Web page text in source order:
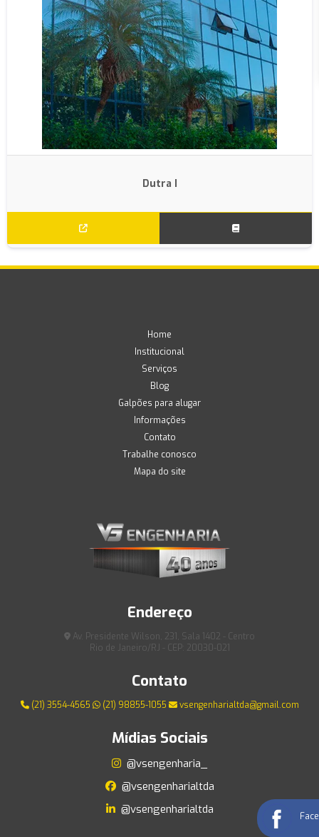
Dutra I
Home
Institucional
Serviços
Blog
Galpões para alugar
Informações
Contato
Trabalhe conosco
Mapa do site
Endereço
Av. Presidente Wilson, 231, Sala 1402 - Centro
Rio de Janeiro/RJ - CEP: 20030-021
Contato
(21) 3554-4565 (21) 98855-1055 vsengenharialtda@gmail.com
Mídias Sociais
@vsengenharia_
@vsengenharialtda
@vsengenharialtda